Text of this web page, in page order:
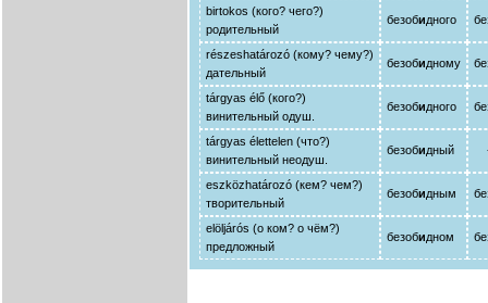
birtokos (кого? чего?)
родительный
безобидного
részeshatározó (кому? чему?)
дательный
безобидному
tárgyas élő (кого?)
винительный одуш.
безобидного
tárgyas élettelen (что?)
винительный неодуш.
безобидный -
eszközhatározó (кем? чем?)
творительный
безобидным
elöljárós (о ком? о чём?)
предложный
безобидном